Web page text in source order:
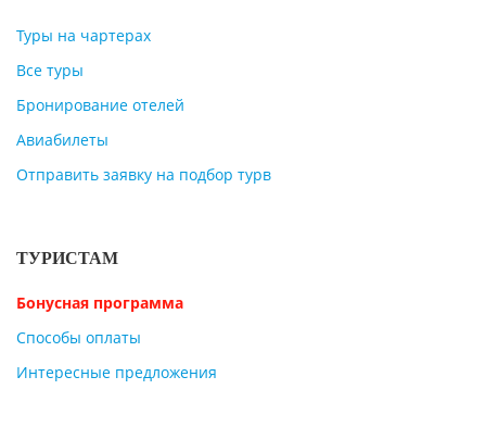
Туры на чартерах
Все туры
Бронирование отелей
Авиабилеты
Отправить заявку на подбор турв
ТУРИСТАМ
Бонусная программа
Способы оплаты
Интересные предложения